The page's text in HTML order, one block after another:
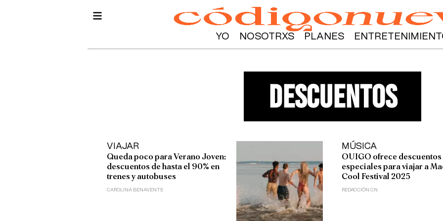
YO NOSOTRXS PLANES
descuentos
VIAJAR
Queda poco para Verano Joven:
descuentos de hasta el 90% en
trenes y autobuses
CAROLINA BENAVENTE
MÚSICA
OUIGO ofrece descuentos
especiales para viajar a
Cool Festival 2025
REDACCIÓN CN